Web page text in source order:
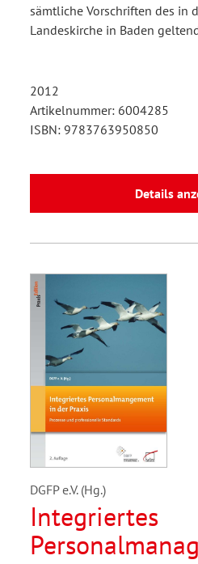
sämtliche Vorschriften des in
Landeskirche in Baden
2012
Artikelnummer: 6004285
ISBN: 9783763950850
Details
DGFP e.V. (Hg.)
Integriertes